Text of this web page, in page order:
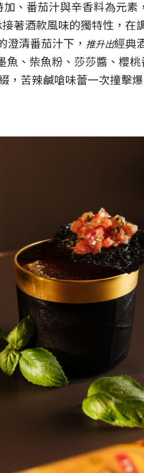
、番茄汁與辛香料為元素
著酒款風味的獨特性，在
澄清番茄汁下， 推升出經典
魚、柴魚粉、莎莎醬、櫻
，苦辣鹹嗆味蕾一次撞擊爆